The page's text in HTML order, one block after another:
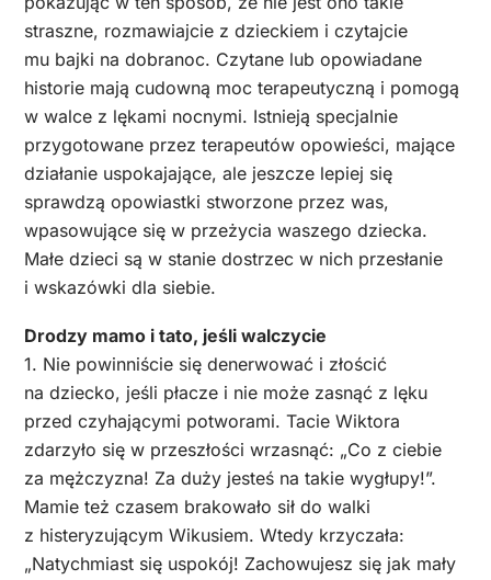
straszne, rozmawiajcie z dzieckiem i czytajcie
mu bajki na dobranoc. Czytane lub opowiadane
historie mają cudowną moc terapeutyczną i pomogą
w walce z lękami nocnymi. Istnieją specjalnie
przygotowane przez terapeutów opowieści, mające
działanie uspokajające, ale jeszcze lepiej się
sprawdzą opowiastki stworzone przez was,
wpasowujące się w przeżycia waszego dziecka.
Małe dzieci są w stanie dostrzec w nich przesłanie
i wskazówki dla siebie.
Drodzy mamo i tato, jeśli walczycie
1. Nie powinniście się denerwować i złościć
na dziecko, jeśli płacze i nie może zasnąć z lęku
przed czyhającymi potworami. Tacie Wiktora
zdarzyło się w przeszłości wrzasnąć: „Co z ciebie
za mężczyzna! Za duży jesteś na takie wygłupy!”.
Mamie też czasem brakowało sił do walki
z histeryzującym Wikusiem. Wtedy krzyczała:
„Natychmiast się uspokój! Zachowujesz się jak mały